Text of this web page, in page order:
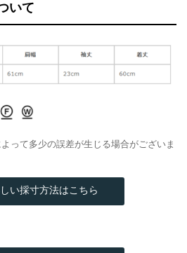
いて
って多少の誤差が生じる場合がございま
い採寸方法はこちら